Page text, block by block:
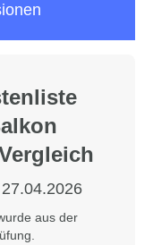
27.04.2026
aus der